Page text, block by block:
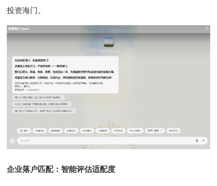
投资海门。
企业落户匹配：智能评估适配度